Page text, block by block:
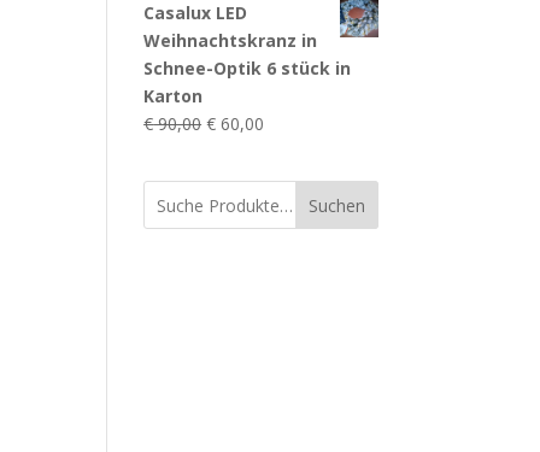
war:
€ 129,00€ 85,00.
Casalux LED
Weihnachtskranz in
Schnee-Optik 6 stück in
Karton
€90,00 Ursprünglicher
war:
€ 90,00
€ 60,00
ist:
€ 60,00.Suchen